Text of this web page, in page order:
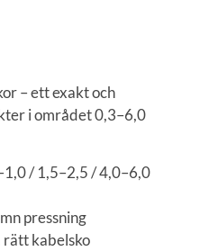
– ett exakt och
i området 0,3–6,0
/ 1,5–2,5 / 4,0–6,0
pressning
rätt kabelsko